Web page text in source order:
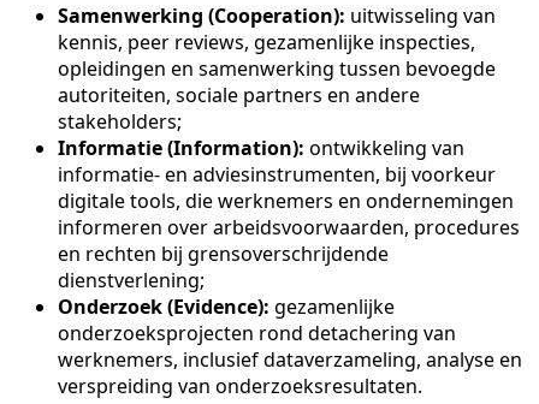
Samenwerking (Cooperation): uitwisseling van
kennis, peer reviews, gezamenlijke inspecties,
opleidingen en samenwerking tussen bevoegde
autoriteiten, sociale partners en andere
stakeholders;
Informatie (Information): ontwikkeling van
informatie- en adviesinstrumenten, bij voorkeur
digitale tools, die werknemers en ondernemingen
informeren over arbeidsvoorwaarden, procedures
en rechten bij grensoverschrijdende
dienstverlening;
Onderzoek (Evidence): gezamenlijke
onderzoeksprojecten rond detachering van
werknemers, inclusief dataverzameling, analyse en
verspreiding van onderzoeksresultaten.